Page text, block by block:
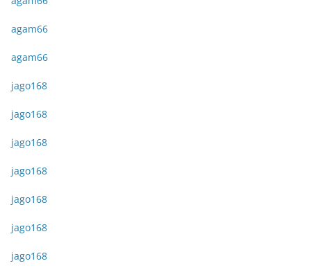
agam66
agam66
jago168
jago168
jago168
jago168
jago168
jago168
jago168